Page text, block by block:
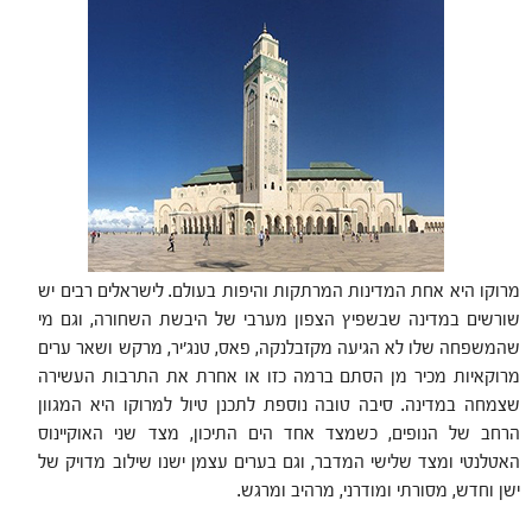
מרוקו היא אחת המדינות המרתקות והיפות בעולם. לישראלים רבים יש
שורשים במדינה שבשפיץ הצפון מערבי של היבשת השחורה, וגם מי
שהמשפחה שלו לא הגיעה מקזבלנקה, פאס, טנג'יר, מרקש ושאר ערים
מרוקאיות מכיר מן הסתם ברמה כזו או אחרת את התרבות העשירה
שצמחה במדינה. סיבה טובה נוספת לתכנן טיול למרוקו היא המגוון
הרחב של הנופים, כשמצד אחד הים התיכון, מצד שני האוקיינוס
האטלנטי ומצד שלישי המדבר, וגם בערים עצמן ישנו שילוב מדויק של
ישן וחדש, מסורתי ומודרני, מרהיב ומרגש.